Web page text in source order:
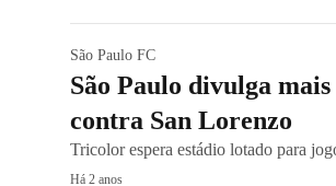
São Paulo FC
São Paulo divulga
contra San Lorenzo
Tricolor espera estádio lotado para
Há 2 anos